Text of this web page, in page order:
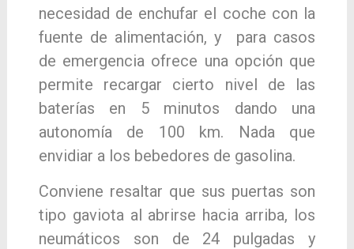
necesidad de enchufar el coche con la
fuente de alimentación, y para casos
de emergencia ofrece una opción que
permite recargar cierto nivel de las
baterías en 5 minutos dando una
autonomía de 100 km. Nada que
envidiar a los bebedores de gasolina.
Conviene resaltar que sus puertas son
tipo gaviota al abrirse hacia arriba, los
neumáticos son de 24 pulgadas y